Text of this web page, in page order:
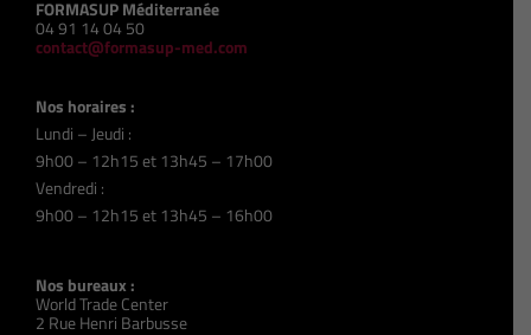
FORMASUP Méditerranée
04 91 14 04 50
contact@formasup-med.com
Nos horaires :
Lundi – Jeudi :
9h00 – 12h15 et 13h45 – 17h00
Vendredi :
9h00 – 12h15 et 13h45 – 16h00
Nos bureaux :
World Trade Center
2 Rue Henri Barbusse